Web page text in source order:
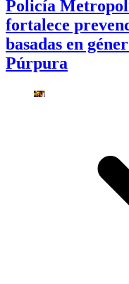
Policía
fortalece
basadas en
Púrpura